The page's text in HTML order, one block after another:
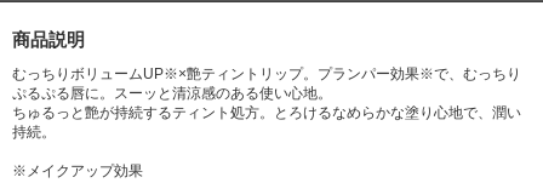
商品説明
むっちりボリュームUP※×艶ティントリップ。プランパー効果※で、むっちり
ぷるぷる唇に。スーッと清涼感のある使い心地。
ちゅるっと艶が持続するティント処方。とろけるなめらかな塗り心地で、潤い
持続。
※メイクアップ効果